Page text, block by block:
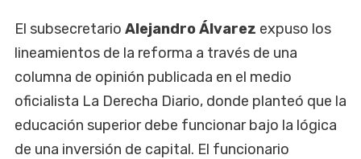
El subsecretario Alejandro Álvarez expuso los
lineamientos de la reforma a través de una
columna de opinión publicada en el medio
oficialista La Derecha Diario, donde planteó que la
educación superior debe funcionar bajo la lógica
de una inversión de capital. El funcionario